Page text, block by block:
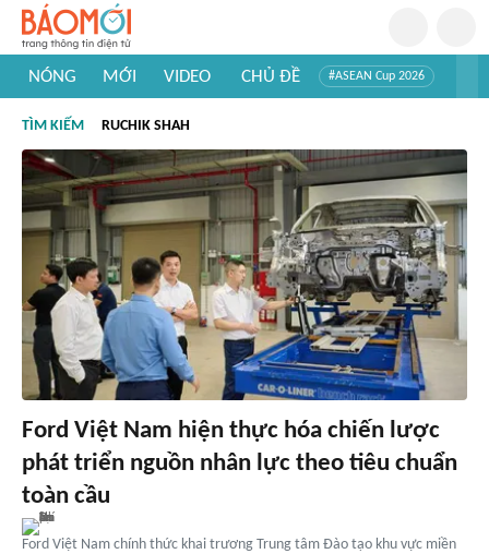
NÓNG MỚI VIDEO CHỦ ĐỀ #ASEAN Cup 2026
#Khám phá thế giới
TÌM KIẾM RUCHIK SHAH
Ford Việt Nam hiện thực hóa chiến lược
phát triển nguồn nhân lực theo tiêu chuẩn
toàn cầu
Ford Việt Nam chính thức khai trương Trung tâm Đào tạo khu vực miền